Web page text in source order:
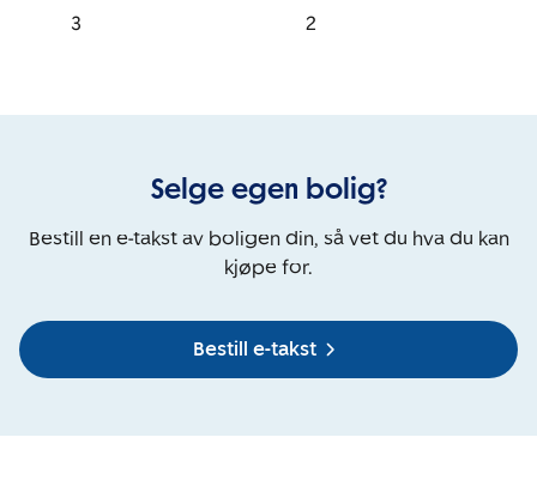
3
2
Selge egen bolig?
Bestill en e-takst av boligen din, så vet du hva du kan
kjøpe for.
Bestill e-takst